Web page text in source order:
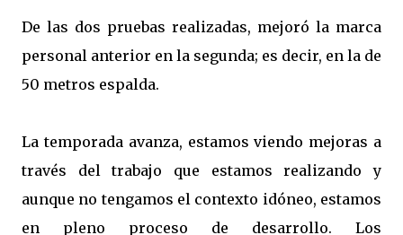
De las dos pruebas realizadas, mejoró la marca
personal anterior en la segunda; es decir, en la de
50 metros espalda.
La temporada avanza, estamos viendo mejoras a
través del trabajo que estamos realizando y
aunque no tengamos el contexto idóneo, estamos
en pleno proceso de desarrollo. Los